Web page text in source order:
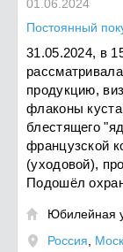
01.06.2024
Постоянный
31.05.2024, в
продукцию,
флаконы
блестящего
французской
(уходовой),
Подошёл

Юбилейная
Россия